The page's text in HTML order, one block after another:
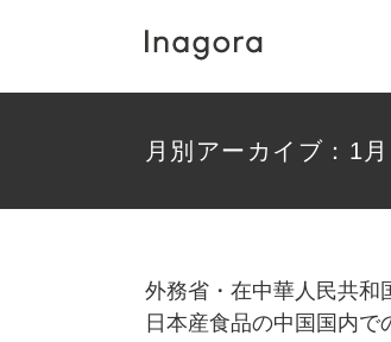
月別アーカイブ： 1
外務省・在中華人民共和
日本産食品の中国国内